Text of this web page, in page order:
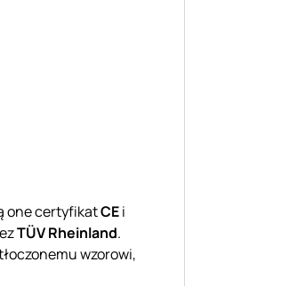
one certyfikatCEi
TÜV Rheinland.
wzorowi,